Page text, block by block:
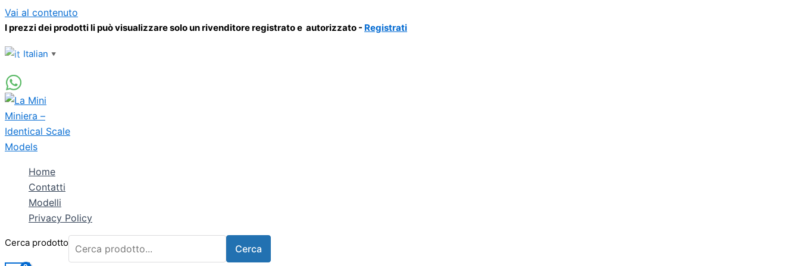
Vai al contenuto
I prezzi dei prodotti li può visualizzare solo un rivenditore registrato e autorizzato - Registrati
Italian ▼
Home
Contatti
Modelli
Privacy Policy
Cerca prodotto
Cerca